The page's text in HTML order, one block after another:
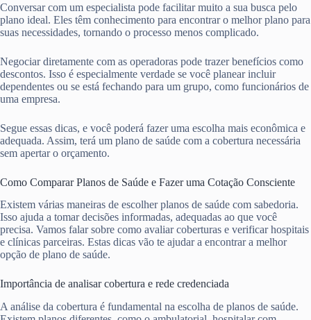
Conversar com um especialista pode facilitar muito a sua busca pelo
plano ideal. Eles têm conhecimento para encontrar o melhor plano para
suas necessidades, tornando o processo menos complicado.
Negociar diretamente com as operadoras pode trazer benefícios como
descontos. Isso é especialmente verdade se você planear incluir
dependentes ou se está fechando para um grupo, como funcionários de
uma empresa.
Segue essas dicas, e você poderá fazer uma escolha mais econômica e
adequada. Assim, terá um plano de saúde com a cobertura necessária
sem apertar o orçamento.
Como Comparar Planos de Saúde e Fazer uma Cotação Consciente
Existem várias maneiras de escolher planos de saúde com sabedoria.
Isso ajuda a tomar decisões informadas, adequadas ao que você
precisa. Vamos falar sobre como avaliar coberturas e verificar hospitais
e clínicas parceiras. Estas dicas vão te ajudar a encontrar a melhor
opção de plano de saúde.
Importância de analisar cobertura e rede credenciada
A análise da cobertura é fundamental na escolha de planos de saúde.